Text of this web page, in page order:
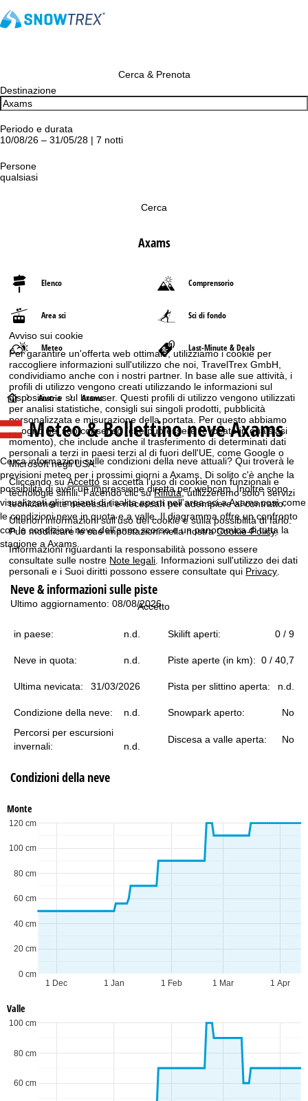
Avviso sui cookie
Per garantire un'offerta web ottimale, utilizziamo i cookie per
raccogliere informazioni sull'utilizzo che noi, TravelTrex GmbH,
condividiamo anche con i nostri partner. In base alle sue attività, i
profili di utilizzo vengono creati utilizzando le informazioni sul
dispositivo e sul browser. Questi profili di utilizzo vengono utilizzati
per analisi statistiche, consigli sui singoli prodotti, pubblicità
personalizzata e misurazione della portata. Per questo abbiamo
bisogno del suo consenso (che può essere revocato in qualsiasi
momento), che include anche il trasferimento di determinati dati
personali a terzi in paesi terzi al di fuori dell'UE, come Google o
Microsoft negli USA.
Cliccando suAccettosi accetta l'uso di cookie non funzionali e
tecnologie simili. Facendo clic suRifiuta, utilizzeremo solo i servizi
tecnicamente necessari e necessari per adempiere al contratto.
Ulteriori informazioni sull'uso dei cookie e sulla possibilità di farlo.
Può modificare le sue impostazioni nella nostraCookie-Policy.
Informazioni riguardanti la responsabilità possono essere
consultate sulle nostre Note legali. Informazioni sull'utilizzo dei dati
personali e i Suoi diritti possono essere consultate qui Privacy.
Accetto
Cerca & Prenota
Destinazione
Periodo e durata
10/08/26 – 31/05/28 | 7 notti
Persone
qualsiasi
Cerca
Axams
Elenco Comprensorio
Area sci Sci di fondo
Meteo Last-Minute & Deals
H
o
m
e
p
a
g
e
Austria Axams
Meteo & Bollettino neve Axams
Cerca informazioni sulle condizioni della neve attuali? Qui troverà le
previsioni meteo per i prossimi giorni a Axams. Di solito c'è anche la
possibilità di aver un impressione diretta per webcam. Inoltre sono
visualizzati gli impianti di risalita aperti nell'area sci a Axams così come
le condizioni neve in quota e a valle. Il diagramma offre un confronto
con le condizioni neve dell'anno scorso e un panoramica di tutta la
stagione a Axams.
Neve & informazioni sulle piste
Ultimo aggiornamento: 08/08/2026
in paese: n.d. Skilift aperti: 0 / 9
Neve in quota: n.d. Piste aperte (in km): 0 / 40,7
Ultima nevicata: 31/03/2026 Pista per slittino aperta: n.d.
Condizione della neve: n.d. Snowpark aperto:
No
Percorsi per escursioni
invernali:
n.d.
Discesa a valle aperta: No
Condizioni della neve
Monte
1 Dec 1 Jan 1 Feb 1 Mar 1 Apr
0 cm
20 cm
40 cm
60 cm
80 cm
100 cm
120 cm
Valle
60 cm
80 cm
100 cm